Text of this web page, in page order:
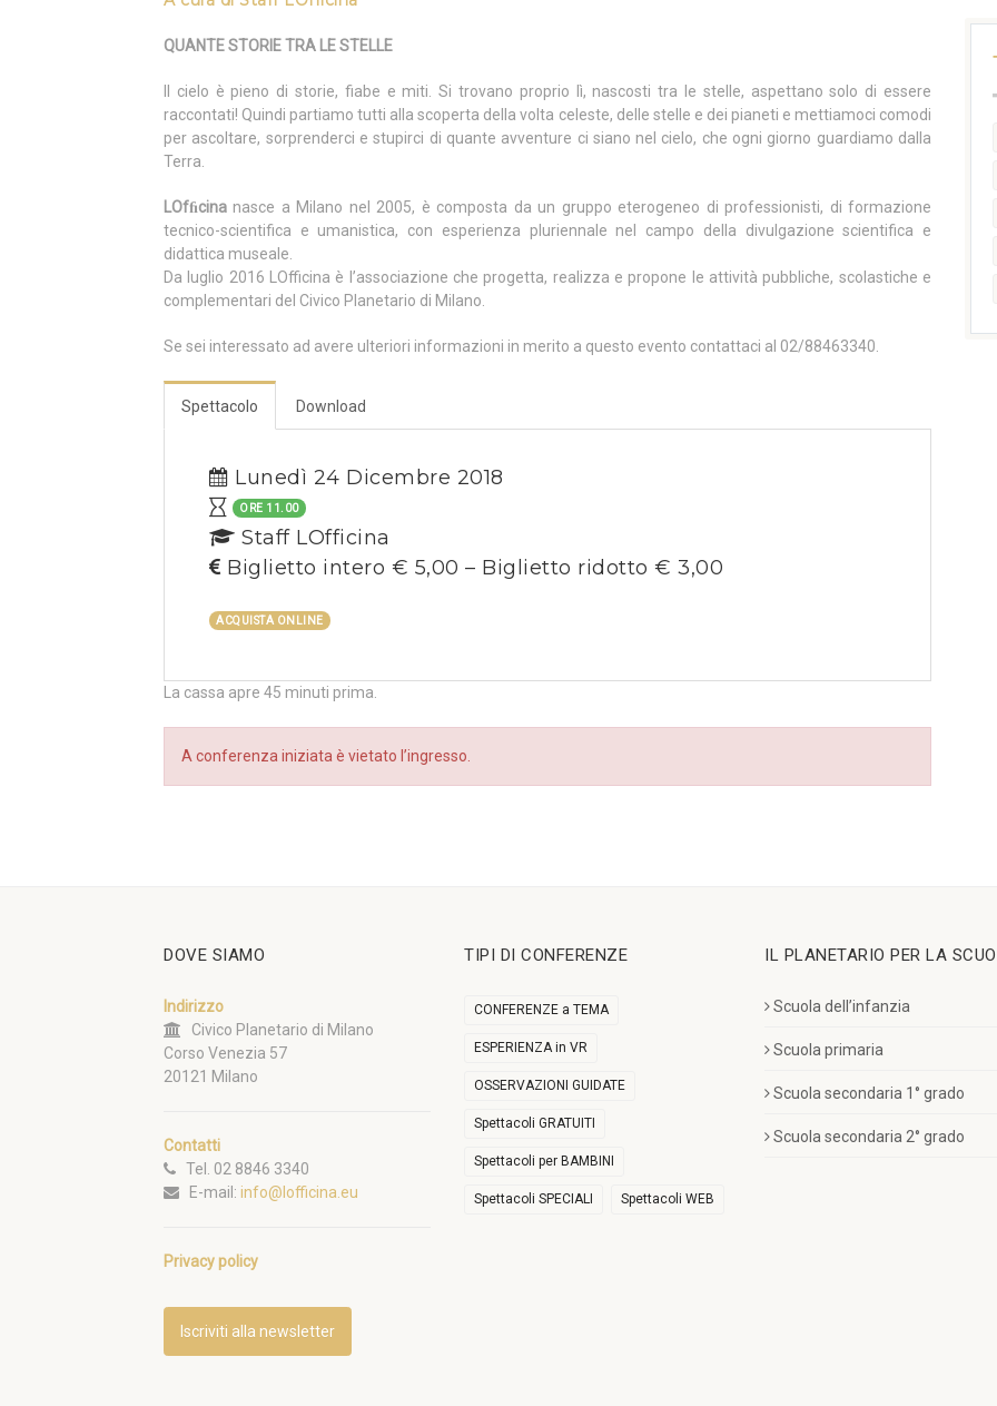
QUANTE STORIE TRA LE STELLE
Il cielo è pieno di storie, fiabe e miti. Si trovano proprio lì, nascosti tra le stelle, aspettano solo di essere
raccontati! Quindi partiamo tutti alla scoperta della volta celeste, delle stelle e dei pianeti e mettiamoci comodi
per ascoltare, sorprenderci e stupirci di quante avventure ci siano nel cielo, che ogni giorno guardiamo dalla
Terra.
LOfﬁcina nasce a Milano nel 2005, è composta da un gruppo eterogeneo di professionisti, di formazione
tecnico-scientifica e umanistica, con esperienza pluriennale nel campo della divulgazione scientifica e
didattica museale.
Da luglio 2016 LOfficina è l’associazione che progetta, realizza e propone le attività pubbliche, scolastiche e
complementari del Civico Planetario di Milano.
Se sei interessato ad avere ulteriori informazioni in merito a questo evento contattaci al 02/88463340.
Spettacolo Download
Lunedì 24 Dicembre 2018
ORE 11.00
Staff LOfficina
Biglietto intero € 5,00 – Biglietto ridotto € 3,00
ACQUISTA ONLINE
La cassa apre 45 minuti prima.
A conferenza iniziata è vietato l’ingresso.
DOVE SIAMO
Indirizzo
Civico Planetario di Milano
Corso Venezia 57
20121 Milano
Contatti
Tel. 02 8846 3340
E-mail: info@lofficina.eu
Privacy policy
Iscriviti alla newsletter
TIPI DI CONFERENZE
CONFERENZE a TEMA
ESPERIENZA in VR
OSSERVAZIONI GUIDATE
Spettacoli GRATUITI
Spettacoli per BAMBINI
Spettacoli SPECIALI Spettacoli WEB
IL PLANETARIO PER LA
Scuola dell’infanzia
Scuola primaria
Scuola secondaria 1° grado
Scuola secondaria 2° grado